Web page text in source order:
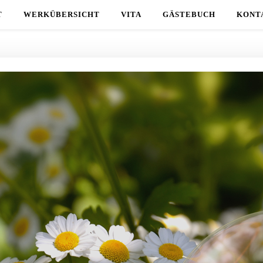
WERKÜBERSICHT VITA GÄSTEBUCH